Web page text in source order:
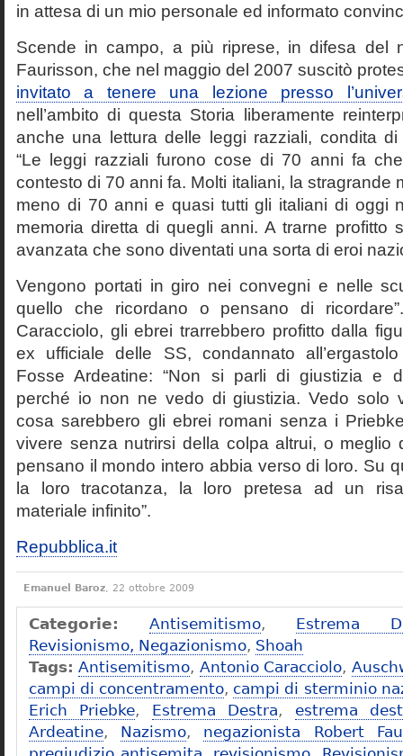
in attesa di un mio personale ed informato
Scende in campo, a più riprese, in difesa del
Faurisson, che nel maggio del 2007 suscitò
invitato a tenere una lezione presso
nell’ambito di questa Storia liberamente
anche una lettura delle leggi razziali, condita di
“Le leggi razziali furono cose di 70 anni fa
contesto di 70 anni fa. Molti italiani, la stragrande
meno di 70 anni e quasi tutti gli italiani di oggi
memoria diretta di quegli anni. A trarne profitto
avanzata che sono diventati una sorta di eroi
Vengono portati in giro nei convegni e nelle
quello che ricordano o pensano di
Caracciolo, gli ebrei trarrebbero profitto dalla
ex ufficiale delle SS, condannato
Fosse Ardeatine: “Non si parli di giustizia e
perché io non ne vedo di giustizia. Vedo solo
cosa sarebbero gli ebrei romani senza i
vivere senza nutrirsi della colpa altrui, o meglio
pensano il mondo intero abbia verso di loro. Su
la loro tracotanza, la loro pretesa ad un
materiale infinito”.
Repubblica.it
Emanuel Baroz, 22 ottobre 2009
Categorie: Antisemitismo, Estrema
Revisionismo, Negazionismo, Shoah
Tags: Antisemitismo, Antonio Caracciolo,
campi di concentramento, campi di sterminio
Erich Priebke, Estrema Destra, estrema
Ardeatine, Nazismo, negazionista Robert